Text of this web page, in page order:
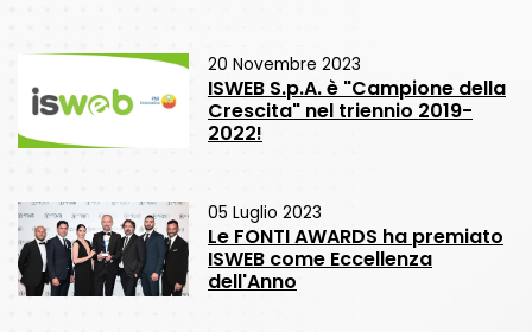
20 Novembre 2023
ISWEB S.p.A. è "Campione della
Crescita" nel triennio 2019-
2022!
05 Luglio 2023
Le FONTI AWARDS ha premiato
ISWEB come Eccellenza
dell'Anno